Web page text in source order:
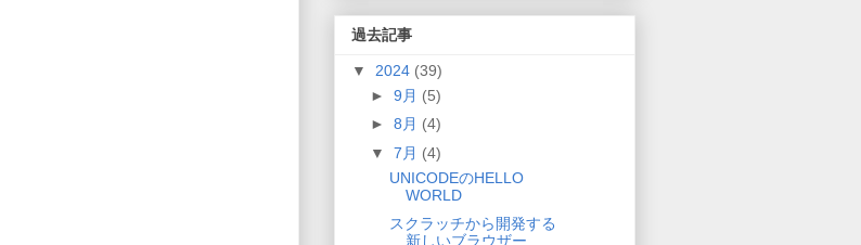
過去記事
▼ 2024 (39)
► 9月 (5)
► 8月 (4)
▼ 7月 (4)
UNICODEのHELLO
WORLD
スクラッチから開発する
新しいブラウザー